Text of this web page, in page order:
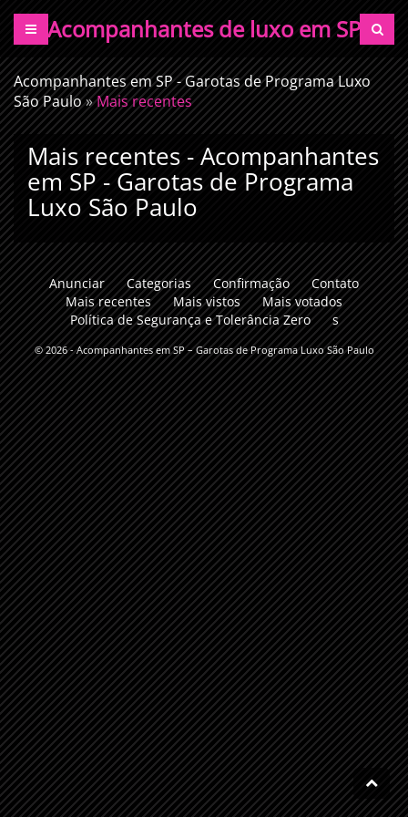
Acompanhantes de luxo em SP
Acompanhantes em SP - Garotas de Programa Luxo
São Paulo»Mais recentes
Mais recentes - Acompanhantes
em SP - Garotas de Programa
Luxo São Paulo
Anunciar Categorias Confirmação
Contato
Mais recentes
Mais vistos
Mais votados
Política de Segurança e Tolerância Zero
s
© 2026 -Acompanhantes em SP – Garotas de Programa Luxo São Paulo